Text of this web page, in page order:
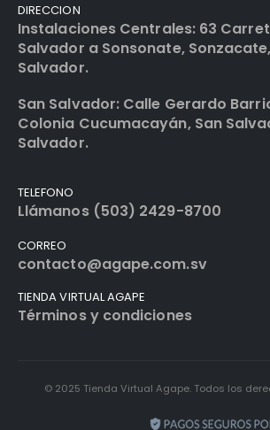
DIRECCION
Instalaciones Centrales: 63
Salvador a Sonsonate,
Salvador.
San Salvador: Calle Gerardo
Colonia Cucumacayán, San
Salvador.
TELEFONO
Llámanos (503) 2429-8700
CORREO
contacto@agape.com.sv
TIENDA VIRTUAL AGAPE
Términos y condiciones
© 2025 Tienda Virtual Agape. Todos los